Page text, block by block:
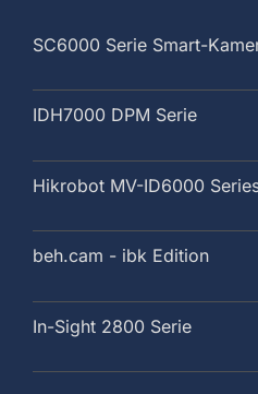
SC6000 Serie Smart-
IDH7000 DPM Serie
Hikrobot MV-ID6000
beh.cam - ibk Edition
In-Sight 2800 Serie